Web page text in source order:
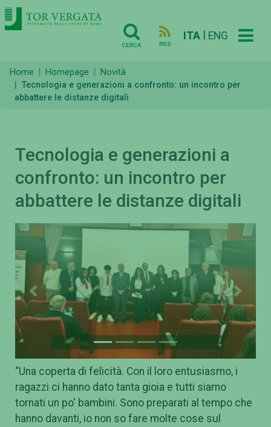
CERCA RSS
ITA ENG
Home Homepage
Novità
Tecnologia e generazioni a confronto: un incontro per
abbattere le distanze digitali
Tecnologia e generazioni a
confronto: un incontro per
abbattere le distanze digitali
Previous Next
“Una coperta di felicità. Con il loro entusiasmo, i
ragazzi ci hanno dato tanta gioia e tutti siamo
tornati un po' bambini. Sono preparati al tempo che
hanno davanti, io non so fare molte cose sul